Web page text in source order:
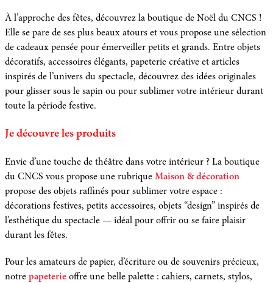
À l’approche des fêtes, découvrez la boutique de Noël du CNCS !
Elle se pare de ses plus beaux atours et vous propose une sélection
de cadeaux pensée pour émerveiller petits et grands. Entre objets
décoratifs, accessoires élégants, papeterie créative et articles
inspirés de l’univers du spectacle, découvrez des idées originales
pour glisser sous le sapin ou pour sublimer votre intérieur durant
toute la période festive.
Je découvre les produits
Envie d’une touche de théâtre dans votre intérieur ? La boutique
du CNCS vous propose une rubrique Maison & décoration
propose des objets raffinés pour sublimer votre espace :
décorations festives, petits accessoires, objets “design” inspirés de
l’esthétique du spectacle — idéal pour offrir ou se faire plaisir
durant les fêtes.
Pour les amateurs de papier, d’écriture ou de souvenirs précieux,
notre papeterie offre une belle palette : cahiers, carnets, stylos,